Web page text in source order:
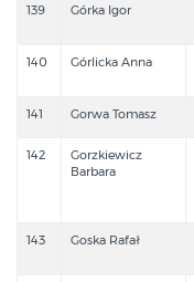
139 Górka Igor
140 Górlicka Anna
141 Gorwa Tomasz
142
Gorzkiewicz
Barbara
143 Goska Rafał